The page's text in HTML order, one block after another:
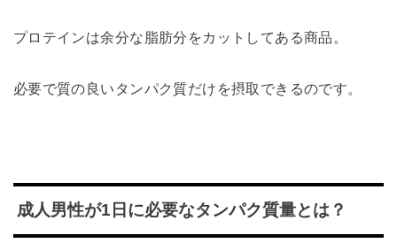
プロテインは余分な脂肪分をカットしてある商品。
必要で質の良いタンパク質だけを摂取できるのです。
成人男性が1日に必要なタンパク質量とは？